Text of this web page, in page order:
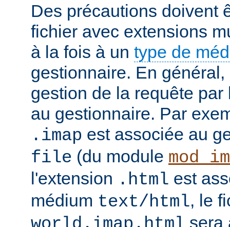
Des précautions doivent
fichier avec extensions
à la fois à un type de
gestionnaire. En
gestion de la requête
au gestionnaire. Par
.imap est associée au
file (du module
l'extension .html est
médium text/html, le
sera